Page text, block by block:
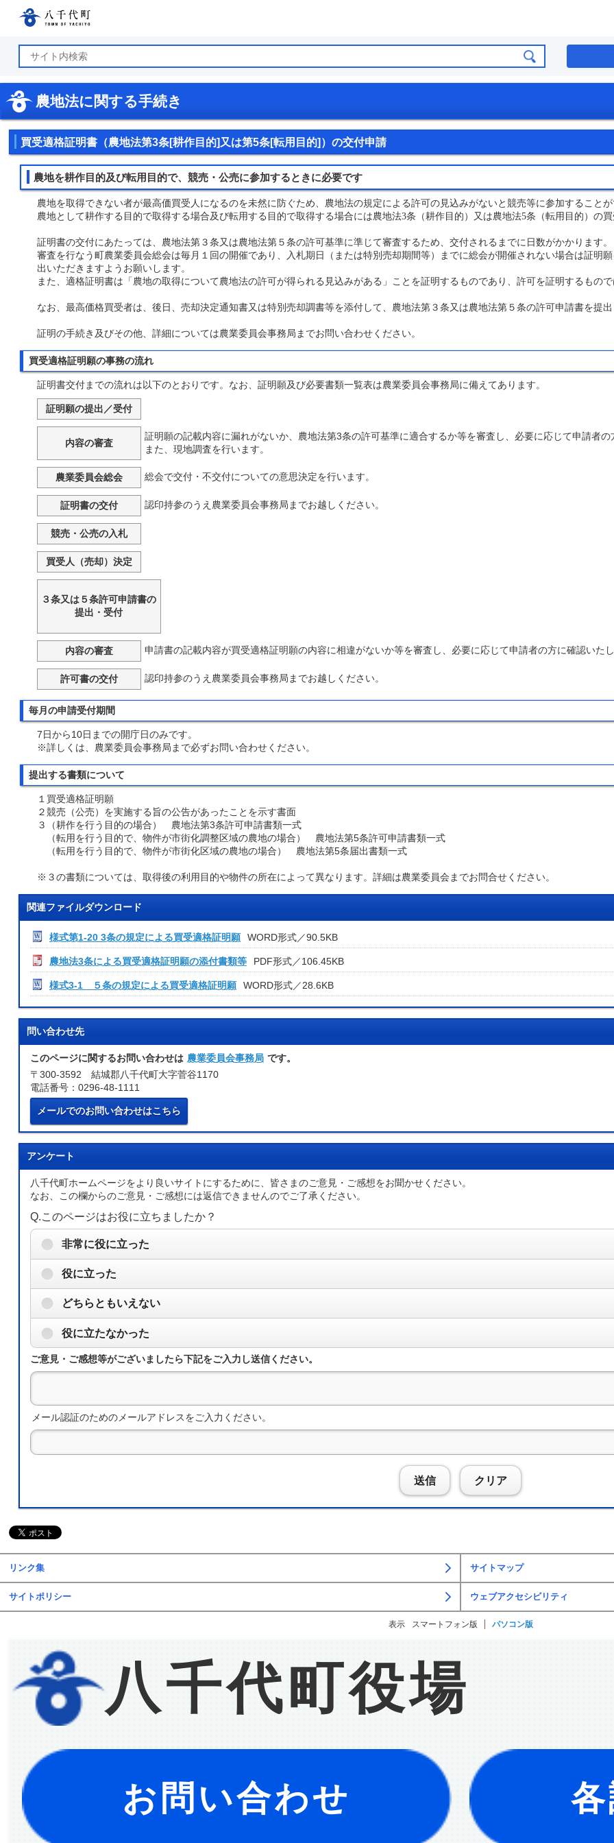
農地法に関する手続き
買受適格証明書（農地法第3条[耕作目的]又は第5条[転用目的]）の交付申請
農地を耕作目的及び転用目的で、競売・公売に参加するときに必要です
農地を取得できない者が最高価買受人になるのを未然に防ぐため、農地法の規定による許可の見込みがないと競売等に参加すること
農地として耕作する目的で取得する場合及び転用する目的で取得する場合には農地法3条（耕作目的）又は農地法5条（転用目的）の
証明書の交付にあたっては、農地法第３条又は農地法第５条の許可基準に準じて審査するため、交付されるまでに日数がかかります。
審査を行なう町農業委員会総会は毎月１回の開催であり、入札期日（または特別売却期間等）までに総会が開催されない場合は証明
出いただきますようお願いします。
また、適格証明書は「農地の取得について農地法の許可が得られる見込みがある」ことを証明するものであり、許可を証明するもの
なお、最高価格買受者は、後日、売却決定通知書又は特別売却調書等を添付して、農地法第３条又は農地法第５条の許可申請書を提
証明の手続き及びその他、詳細については農業委員会事務局までお問い合わせください。
買受適格証明願の事務の流れ
証明書交付までの流れは以下のとおりです。なお、証明願及び必要書類一覧表は農業委員会事務局に備えてあります。
証明願の提出／受付
内容の審査
証明願の記載内容に漏れがないか、農地法第3条の許可基準に適合するか等を審査し、必要に応じて申請者
また、現地調査を行います。
農業委員会総会 総会で交付・不交付についての意思決定を行います。
証明書の交付 認印持参のうえ農業委員会事務局までお越しください。
競売・公売の入札
買受人（売却）決定
３条又は５条許可申請書の
提出・受付
内容の審査 申請書の記載内容が買受適格証明願の内容に相違がないか等を審査し、必要に応じて申請者の方に確認いた
許可書の交付 認印持参のうえ農業委員会事務局までお越しください。
毎月の申請受付期間
7日から10日までの開庁日のみです。
※詳しくは、農業委員会事務局まで必ずお問い合わせください。
提出する書類について
１買受適格証明願
２競売（公売）を実施する旨の公告があったことを示す書面
３（耕作を行う目的の場合） 農地法第3条許可申請書類一式
（転用を行う目的で、物件が市街化調整区域の農地の場合） 農地法第5条許可申請書類一式
（転用を行う目的で、物件が市街化区域の農地の場合） 農地法第5条届出書類一式
※３の書類については、取得後の利用目的や物件の所在によって異なります。詳細は農業委員会までお問合せください。
関連ファイルダウンロード
様式第1-20 3条の規定による買受適格証明願 WORD形式／90.5KB
農地法3条による買受適格証明願の添付書類等 PDF形式／106.45KB
様式3-1 ５条の規定による買受適格証明願 WORD形式／28.6KB
問い合わせ先
このページに関するお問い合わせは 農業委員会事務局 です。
〒300-3592 結城郡八千代町大字菅谷1170
電話番号：0296-48-1111
メールでのお問い合わせはこちら
アンケート
八千代町ホームページをより良いサイトにするために、皆さまのご意見・ご感想をお聞かせください。
なお、この欄からのご意見・ご感想には返信できませんのでご了承ください。
Q.このページはお役に立ちましたか？
非常に役に立った
役に立った
どちらともいえない
役に立たなかった
ご意見・ご感想等がございましたら下記をご入力し送信ください。
メール認証のためのメールアドレスをご入力ください。
送信 クリア
リンク集 サイトマップ
サイトポリシー ウェブアクセシビリティ
表示 スマートフォン版 パソコン版
八千代町役場
お問い合わせ